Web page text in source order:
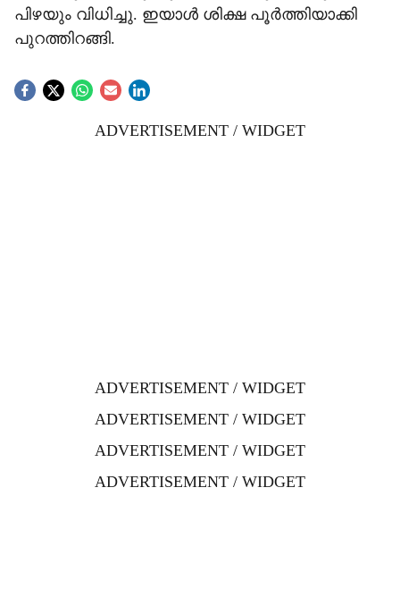
പിഴയും വിധിച്ചു. ഇയാൾ ശിക്ഷ പൂർത്തിയാക്കി
പുറത്തിറങ്ങി.
ADVERTISEMENT / WIDGET
ADVERTISEMENT / WIDGET
ADVERTISEMENT / WIDGET
ADVERTISEMENT / WIDGET
ADVERTISEMENT / WIDGET